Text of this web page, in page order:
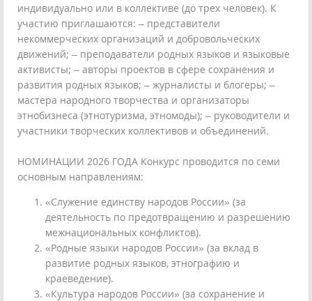
индивидуально или в коллективе (до трех человек). К
участию приглашаются: – представители
некоммерческих организаций и добровольческих
движений; – преподаватели родных языков и языковые
активисты; – авторы проектов в сфере сохранения и
развития родных языков; – журналисты и блогеры; –
мастера народного творчества и организаторы
этнобизнеса (этнотуризма, этномоды); – руководители и
участники творческих коллективов и объединений.
НОМИНАЦИИ 2026 ГОДА Конкурс проводится по семи
основным направлениям:
«Служение единству народов России» (за
деятельность по предотвращению и разрешению
межнациональных конфликтов).
«Родные языки народов России» (за вклад в
развитие родных языков, этнографию и
краеведение).
«Культура народов России» (за сохранение и